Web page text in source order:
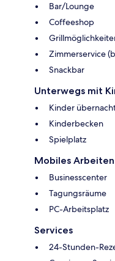
Bar/Lounge
Coffeeshop
Zimmerservice
Snackbar
Unterwegs mit
Kinder
Kinderbecken
Spielplatz
Mobiles Arbeiten
Businesscenter
Tagungsräume
PC-Arbeitsplatz
Services
24-Stunden-